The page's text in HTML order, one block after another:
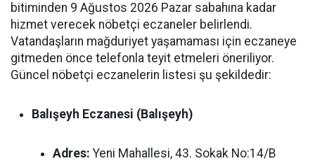
bitiminden 9 Ağustos 2026 Pazar sabahına kadar
hizmet verecek nöbetçi eczaneler belirlendi.
Vatandaşların mağduriyet yaşamaması için eczaneye
gitmeden önce telefonla teyit etmeleri öneriliyor.
Güncel nöbetçi eczanelerin listesi şu şekildedir:
Balışeyh Eczanesi (Balışeyh)
Adres: Yeni Mahallesi, 43. Sokak No:14/B